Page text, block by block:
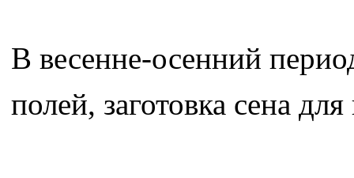
В весенне-осенний
полей, заготовка сена